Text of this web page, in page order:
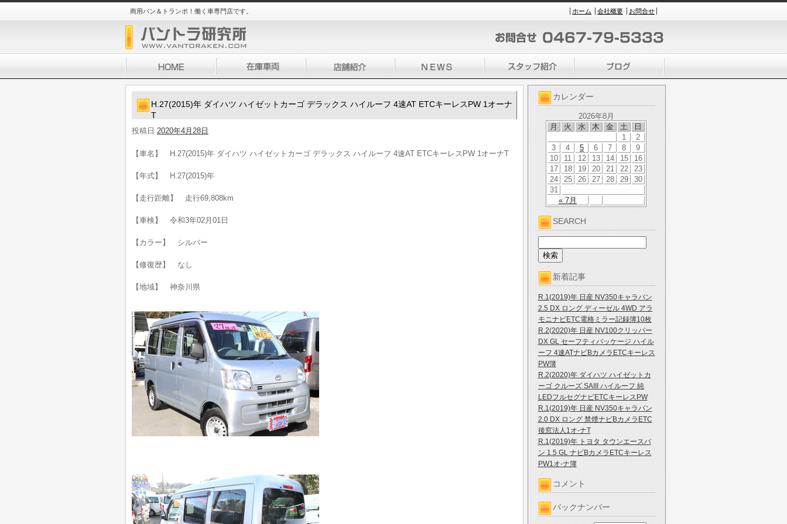
商用バン＆トランポ！働く車専門店です。 ホーム 会社概要 お問合せ
カレンダー
2026年8月
月
火 水 木 金 土 日
« 7月
1
2
3
4 5 6 7 8
9
10
11 12 13 14 15
16
17
18 19 20 21 22
23
24
25 26 27 28 29
30
31
SEARCH
新着記事
R.1(2019)年 日産 NV350キャラバン
2.5 DX ロング ディーゼル 4WD アラ
モニナビETC電格ミラー記録簿10枚
R.2(2020)年 日産 NV100クリッパー
DX GL セーフティパッケージ ハイル
ーフ 4速ATナビBカメラETCキーレス
PW簿
R.2(2020)年 ダイハツ ハイゼットカ
ーゴ クルーズ SAIII ハイルーフ 純
LEDフルセグナビETCキーレスPW
R.1(2019)年 日産 NV350キャラバン
2.0 DX ロング 禁煙ナビBカメラETC
後窓法人1オ-ナT
R.1(2019)年 トヨタ タウンエースバ
ン 1.5 GL ナビBカメラETCキーレス
PW1オ-ナ簿
コメント
バックナンバー
H.27(2015)年 ダイハツ ハイゼットカーゴ デラックス ハイルーフ 4速AT ETCキーレスPW 1オーナ
T
投稿日 2020年4月28日
【車名】 H.27(2015)年 ダイハツ ハイゼットカーゴ デラックス ハイルーフ 4速AT ETCキーレスPW 1オーナT
【年式】 H.27(2015)年
【走行距離】 走行69,808km
【車検】 令和3年02月01日
【カラー】 シルバー
【修復歴】 なし
【地域】 神奈川県